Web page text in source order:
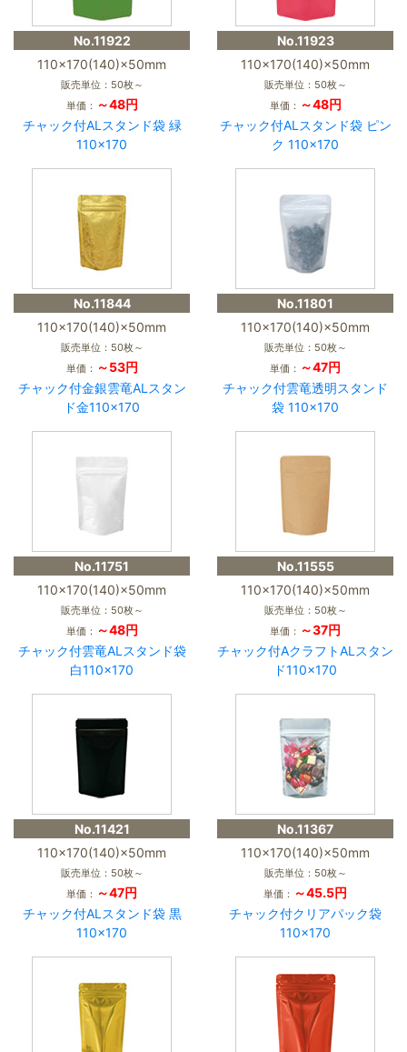
No.11922
110×170(140)×50mm
販売単位：50枚～
単価： ～48円
チャック付ALスタンド袋 緑
110×170
No.11923
110×170(140)×50mm
販売単位：50枚～
単価： ～48円
チャック付ALスタンド袋 ピン
ク 110×170
No.11844
110×170(140)×50mm
販売単位：50枚～
単価： ～53円
チャック付金銀雲竜ALスタン
ド金110×170
No.11801
110×170(140)×50mm
販売単位：50枚～
単価： ～47円
チャック付雲竜透明スタンド
袋 110×170
No.11751
110×170(140)×50mm
販売単位：50枚～
単価： ～48円
チャック付雲竜ALスタンド袋
白110×170
No.11555
110×170(140)×50mm
販売単位：50枚～
単価： ～37円
チャック付AクラフトALスタン
ド110×170
No.11421
110×170(140)×50mm
販売単位：50枚～
単価： ～47円
チャック付ALスタンド袋 黒
110×170
No.11367
110×170(140)×50mm
販売単位：50枚～
単価： ～45.5円
チャック付クリアパック袋
110×170